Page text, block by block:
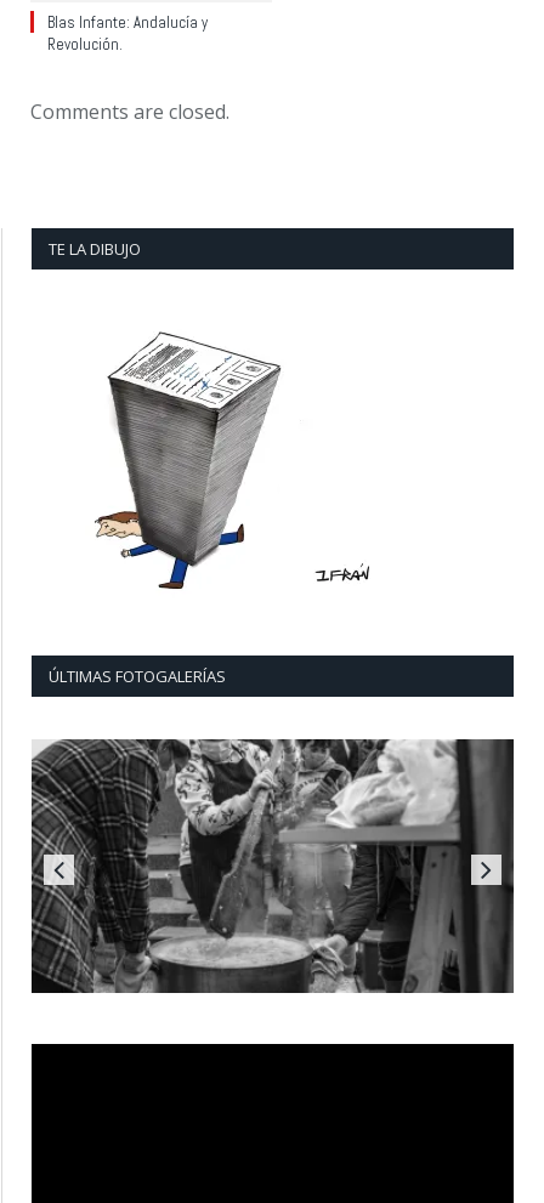
Blas Infante: Andalucía y
Revolución.
Comments are closed.
TE LA DIBUJO
ÚLTIMAS FOTOGALERÍAS